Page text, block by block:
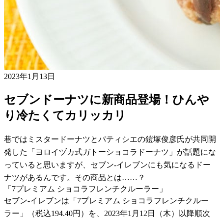
2023年1月13日
セブンドーナツに新商品登場！ひんや
り冷たくてカリッカリ
巷ではミスタードーナツとパティシエの鎧塚俊彦氏が共同開
発した「ヨロイヅカ式ガトーショコラドーナツ」が話題にな
っていると思いますが、セブン-イレブンにも気になるドー
ナツがあるんです。その商品とは……？
「7プレミアム ショコラフレンチクルーラー」
セブン-イレブンは「7プレミアム ショコラフレンチクルー
ラー」（税込194.40円）を、2023年1月12日（木）以降順次